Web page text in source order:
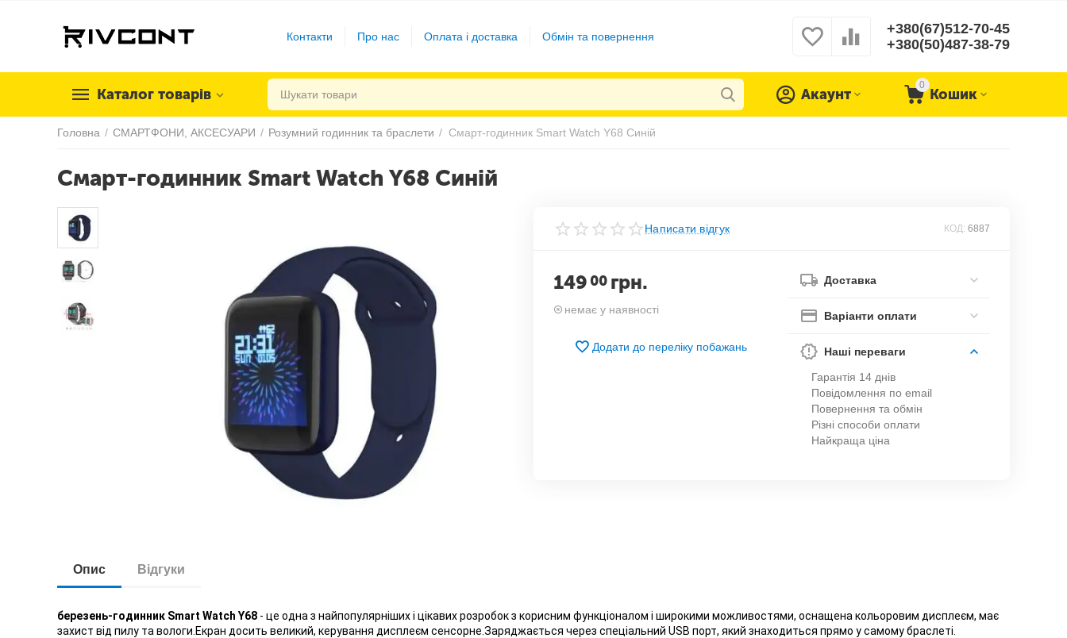
Контакти Про нас Оплата і доставка Обмін та повернення
+380(67)512-70-45
+380(50)487-38-79
Каталог товарів
0
Кошик
Акаунт
Головна / СМАРТФОНИ, АКСЕСУАРИ / Розумний годинник та браслети / Смарт-годинник Smart Watch Y68 Синій
Смарт-годинник Smart Watch Y68 Синій
Написати відгук КОД: 6887
149 00 грн.
немає у наявності
Додати до переліку побажань
Доставка
Варіанти оплати
Наші переваги
Гарантія 14 днів
Повідомлення по email
Повернення та обмін
Різні способи оплати
Найкраща ціна
Опис Відгуки
березень-годинник Smart Watch Y68 - це одна з найпопулярніших і цікавих розробок з корисним функціоналом і широкими можливостями, оснащена кольоровим дисплеєм, має
захист від пилу та вологи.Екран досить великий, керування дисплеєм сенсорне.Заряджається через спеціальний USB порт, який знаходиться прямо у самому браслеті.